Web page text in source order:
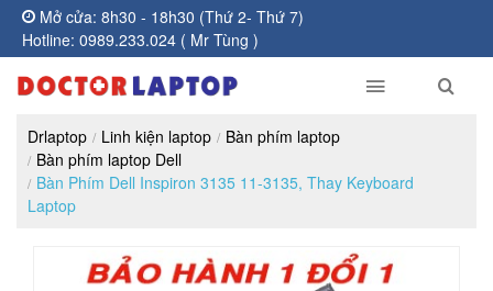
Mở cửa: 8h30 - 18h30 (Thứ 2- Thứ 7)
Hotline: 0989.233.024 ( Mr Tùng )
Drlaptop Linh kiện laptop
Bàn phím laptop
Bàn phím laptop Dell
Bàn Phím Dell Inspiron 3135 11-3135, Thay Keyboard
Laptop